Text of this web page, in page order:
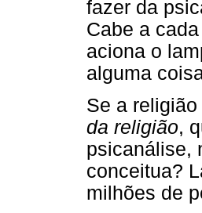
fazer da
Cabe a
aciona o
alguma
Se a
da religião,
psicanálise,
conceitua?
milhões de